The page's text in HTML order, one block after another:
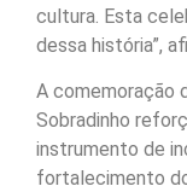
cultura. Esta
dessa história”,
A comemoração
Sobradinho
instrumento de
fortalecimento